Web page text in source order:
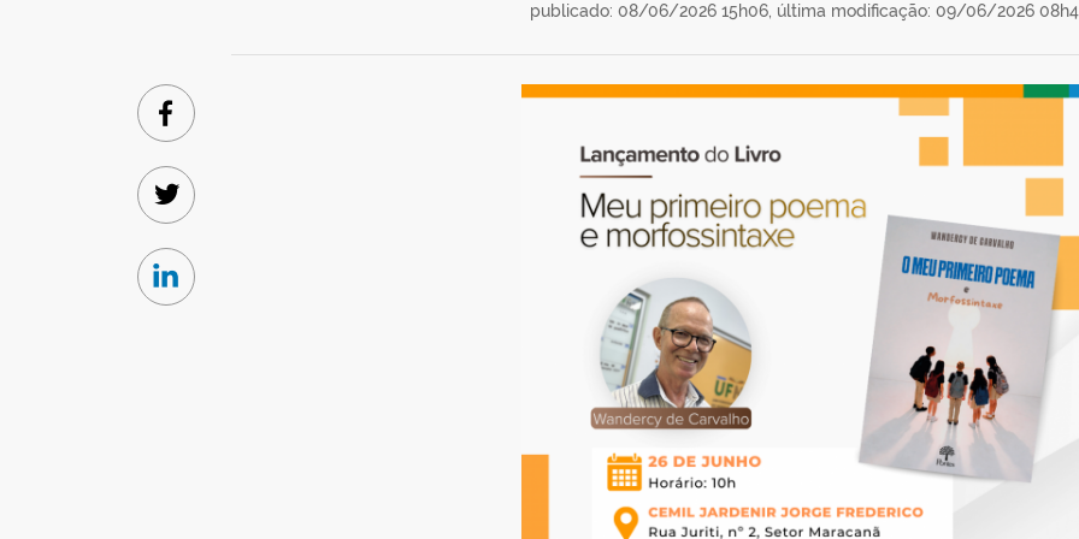
publicado: 08/06/2026 15h06, última modificação: 09/06/2026
Facebook
Twitter
Linkedin